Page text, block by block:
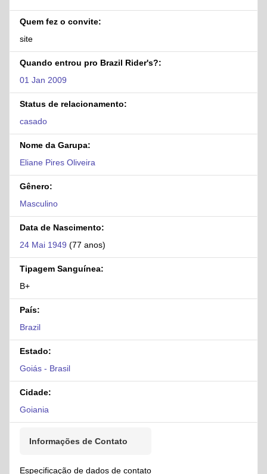
Quem fez o convite:
site
Quando entrou pro Brazil Rider's?:
01 Jan 2009
Status de relacionamento:
casado
Nome da Garupa:
Eliane Pires Oliveira
Gênero:
Masculino
Data de Nascimento:
24 Mai 1949 (77 anos)
Tipagem Sanguínea:
B+
País:
Brazil
Estado:
Goiás - Brasil
Cidade:
Goiania
Informações de Contato
Especificação de dados de contato